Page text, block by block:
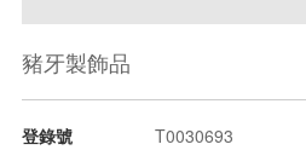
豬牙製飾品
登錄號
T0030693